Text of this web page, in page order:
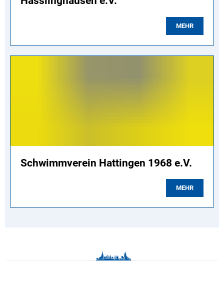
MEHR
Schwimmverein Hattingen 1968 e.V.
MEHR